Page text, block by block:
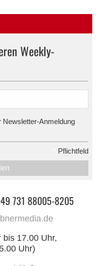
Weekly-
Newsletter-Anmeldung
Pflichtfeld
731 88005-8205
bis 17.00 Uhr,
Uhr)